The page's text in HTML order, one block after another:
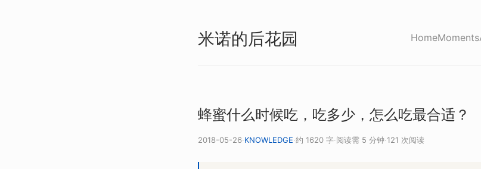
米诺的后花园 HomeMoments
蜂蜜什么时候吃，吃多少，怎么吃最合适？
2018-05-26·KNOWLEDGE·约 1620 字·阅读需 5 分钟·121 次阅读